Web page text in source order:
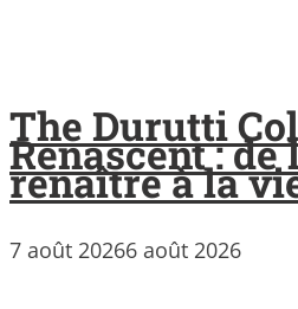
The Durutti
Renascent : de
renaître à la
7 août 20266 août 2026